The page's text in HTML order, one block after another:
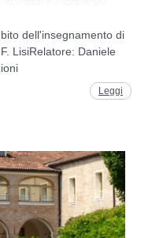
dell'insegnamento di
LisiRelatore: Daniele
Leggi